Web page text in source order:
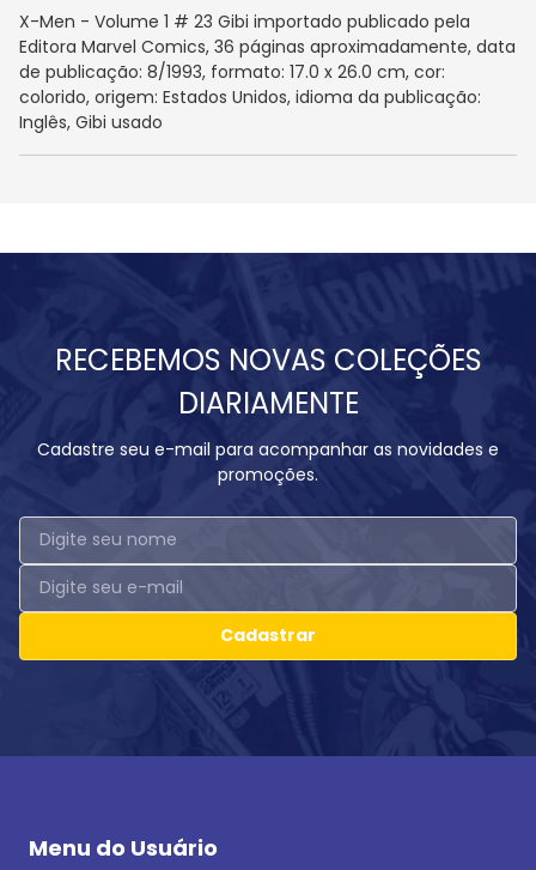
X-Men - Volume 1 # 23 Gibi importado publicado pela
Editora Marvel Comics, 36 páginas aproximadamente, data
de publicação: 8/1993, formato: 17.0 x 26.0 cm, cor:
colorido, origem: Estados Unidos, idioma da publicação:
Inglês, Gibi usado
RECEBEMOS NOVAS COLEÇÕES
DIARIAMENTE
Cadastre seu e-mail para acompanhar as novidades e
promoções.
Cadastrar
Menu do Usuário